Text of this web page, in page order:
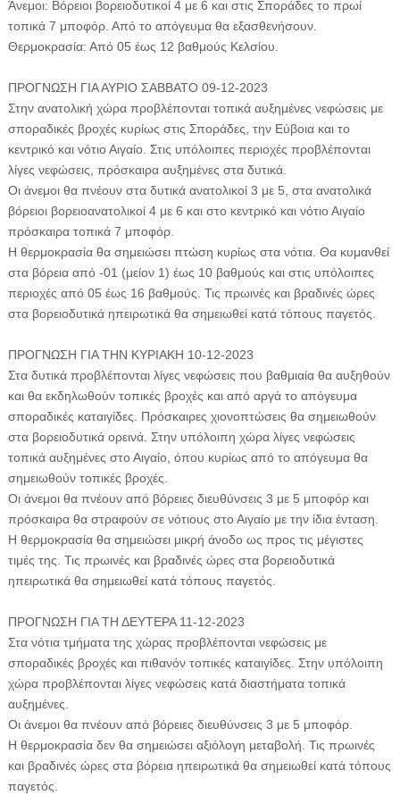
Άνεμοι: Βόρειοι βορειοδυτικοί 4 με 6 και στις Σποράδες το πρωί
τοπικά 7 μποφόρ. Από το απόγευμα θα εξασθενήσουν.
Θερμοκρασία: Από 05 έως 12 βαθμούς Κελσίου.
ΠΡΟΓΝΩΣΗ ΓΙΑ ΑΥΡΙΟ ΣΑΒΒΑΤΟ 09-12-2023
Στην ανατολική χώρα προβλέπονται τοπικά αυξημένες νεφώσεις με
σποραδικές βροχές κυρίως στις Σποράδες, την Εύβοια και το
κεντρικό και νότιο Αιγαίο. Στις υπόλοιπες περιοχές προβλέπονται
λίγες νεφώσεις, πρόσκαιρα αυξημένες στα δυτικά.
Οι άνεμοι θα πνέουν στα δυτικά ανατολικοί 3 με 5, στα ανατολικά
βόρειοι βορειοανατολικοί 4 με 6 και στο κεντρικό και νότιο Αιγαίο
πρόσκαιρα τοπικά 7 μποφόρ.
Η θερμοκρασία θα σημειώσει πτώση κυρίως στα νότια. Θα κυμανθεί
στα βόρεια από -01 (μείον 1) έως 10 βαθμούς και στις υπόλοιπες
περιοχές από 05 έως 16 βαθμούς. Τις πρωινές και βραδινές ώρες
στα βορειοδυτικά ηπειρωτικά θα σημειωθεί κατά τόπους παγετός.
ΠΡΟΓΝΩΣΗ ΓΙΑ ΤΗΝ ΚΥΡΙΑΚΗ 10-12-2023
Στα δυτικά προβλέπονται λίγες νεφώσεις που βαθμιαία θα αυξηθούν
και θα εκδηλωθούν τοπικές βροχές και από αργά το απόγευμα
σποραδικές καταιγίδες. Πρόσκαιρες χιονοπτώσεις θα σημειωθούν
στα βορειοδυτικά ορεινά. Στην υπόλοιπη χώρα λίγες νεφώσεις
τοπικά αυξημένες στο Αιγαίο, όπου κυρίως από το απόγευμα θα
σημειωθούν τοπικές βροχές.
Οι άνεμοι θα πνέουν από βόρειες διευθύνσεις 3 με 5 μποφόρ και
πρόσκαιρα θα στραφούν σε νότιους στο Αιγαίο με την ίδια ένταση.
Η θερμοκρασία θα σημειώσει μικρή άνοδο ως προς τις μέγιστες
τιμές της. Τις πρωινές και βραδινές ώρες στα βορειοδυτικά
ηπειρωτικά θα σημειωθεί κατά τόπους παγετός.
ΠΡΟΓΝΩΣΗ ΓΙΑ ΤΗ ΔΕΥΤΕΡΑ 11-12-2023
Στα νότια τμήματα της χώρας προβλέπονται νεφώσεις με
σποραδικές βροχές και πιθανόν τοπικές καταιγίδες. Στην υπόλοιπη
χώρα προβλέπονται λίγες νεφώσεις κατά διαστήματα τοπικά
αυξημένες.
Οι άνεμοι θα πνέουν από βόρειες διευθύνσεις 3 με 5 μποφόρ.
Η θερμοκρασία δεν θα σημειώσει αξιόλογη μεταβολή. Τις πρωινές
και βραδινές ώρες στα βόρεια ηπειρωτικά θα σημειωθεί κατά τόπους
παγετός.